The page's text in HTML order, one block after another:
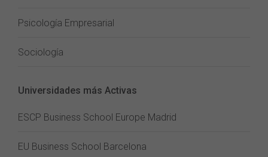
Psicología Empresarial
Sociología
Universidades más Activas
ESCP Business School Europe Madrid
EU Business School Barcelona